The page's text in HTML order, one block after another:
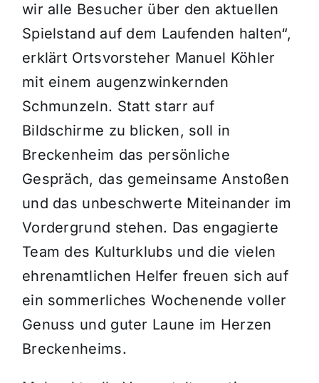
wir alle Besucher über den aktuellen
Spielstand auf dem Laufenden halten“,
erklärt Ortsvorsteher Manuel Köhler
mit einem augenzwinkernden
Schmunzeln. Statt starr auf
Bildschirme zu blicken, soll in
Breckenheim das persönliche
Gespräch, das gemeinsame Anstoßen
und das unbeschwerte Miteinander im
Vordergrund stehen. Das engagierte
Team des Kulturklubs und die vielen
ehrenamtlichen Helfer freuen sich auf
ein sommerliches Wochenende voller
Genuss und guter Laune im Herzen
Breckenheims.